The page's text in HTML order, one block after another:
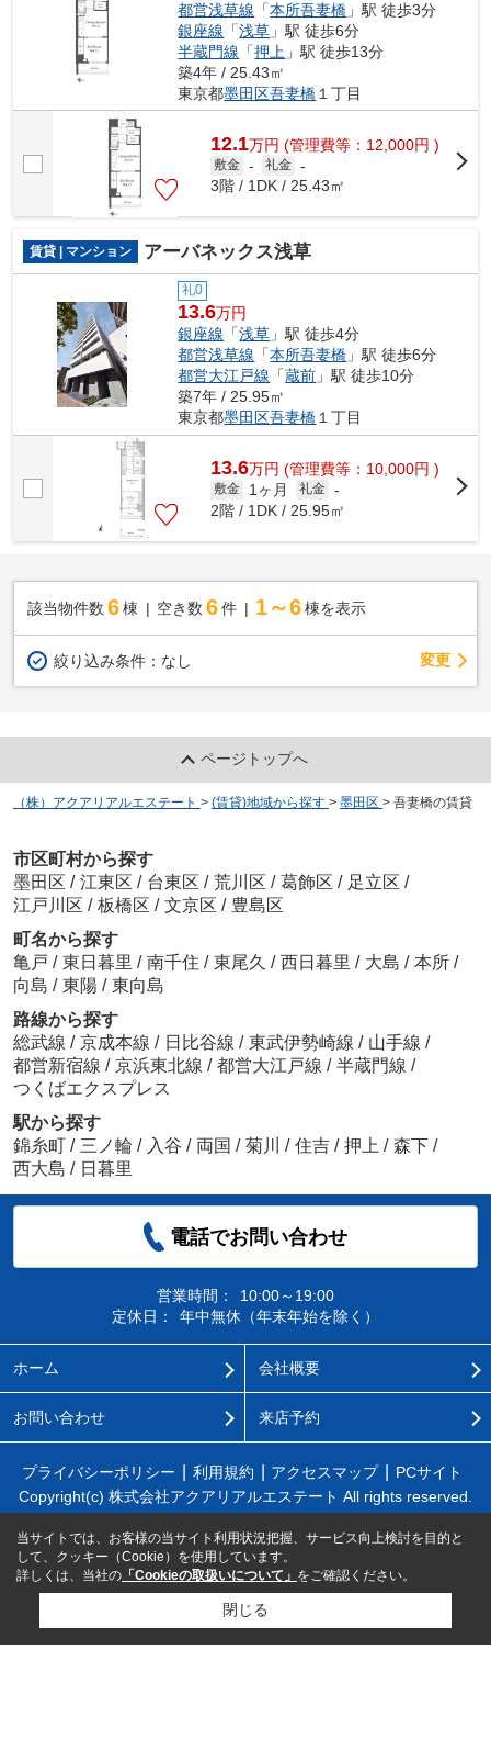
都営浅草線 「本所吾妻橋 」駅 徒歩3分
銀座線 「浅草 」駅 徒歩6分
半蔵門線 「押上 」駅 徒歩13分
築4年 / 25.43㎡
東京都墨田区吾妻橋 １丁目
12.1万円 (管理費等：12,000円 )
敷金 - 礼金 -
3階 / 1DK / 25.43㎡
賃貸 | マンション アーバネックス浅草
礼0
13.6万円
銀座線 「浅草 」駅 徒歩4分
都営浅草線 「本所吾妻橋 」駅 徒歩6分
都営大江戸線 「蔵前 」駅 徒歩10分
築7年 / 25.95㎡
東京都墨田区吾妻橋１丁目
13.6万円 (管理費等：10,000円 )
敷金 1ヶ月 礼金 -
2階 / 1DK / 25.95㎡
該当物件数 6棟 空き数 6 件 1～6 棟を表示
絞り込み条件： なし 変更
ページトップへ
（株）アクアリアルエステート > (賃貸)地域から探す > 墨田区 > 吾妻橋の賃貸
市区町村から探す
墨田区 / 江東区 / 台東区 / 荒川区 / 葛飾区 / 足立区 /
江戸川区 / 板橋区 / 文京区 / 豊島区
町名から探す
亀戸 / 東日暮里 / 南千住 / 東尾久 / 西日暮里 / 大島 / 本所 /
向島 / 東陽 / 東向島
路線から探す
総武線 / 京成本線 / 日比谷線 / 東武伊勢崎線 / 山手線 /
都営新宿線 / 京浜東北線 / 都営大江戸線 / 半蔵門線 /
つくばエクスプレス
駅から探す
錦糸町 / 三ノ輪 / 入谷 / 両国 / 菊川 / 住吉 / 押上 / 森下 /
西大島 / 日暮里
電話でお問い合わせ
営業時間：
10:00～19:00
定休日：
年中無休（年末年始を除く）
ホーム 会社概要
お問い合わせ 来店予約
プライバシーポリシー 利用規約 アクセスマップ
PCサイト
Copyright(c) 株式会社アクアリアルエステート All rights reserved.
当サイトでは、お客様の当サイト利用状況把握、サービス向上検討を目的と
して、クッキー（Cookie）を使用しています。
詳しくは、当社の 「Cookieの取扱いについて」 をご確認ください。
閉じる